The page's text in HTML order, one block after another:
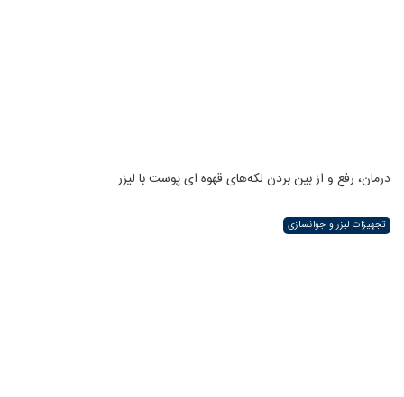
درمان، رفع و از بین بردن لکه‌های قهوه ای پوست با لیزر
تجهیزات لیزر و جوانسازی